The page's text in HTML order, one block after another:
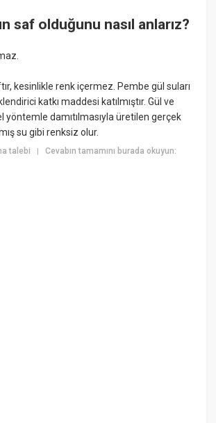
saf olduğunu nasıl anlarız?
kesinlikle renk içermez. Pembe gül suları
katkı maddesi katılmıştır. Gül ve
yöntemle damıtılmasıyla üretilen gerçek
su gibi renksiz olur.
talebi |Cevabın tamamını burada okuyun: